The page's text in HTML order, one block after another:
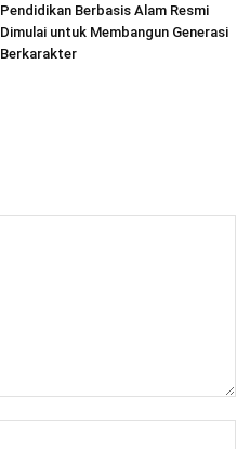
Pendidikan Berbasis Alam Resmi
Dimulai untuk Membangun Generasi
Berkarakter